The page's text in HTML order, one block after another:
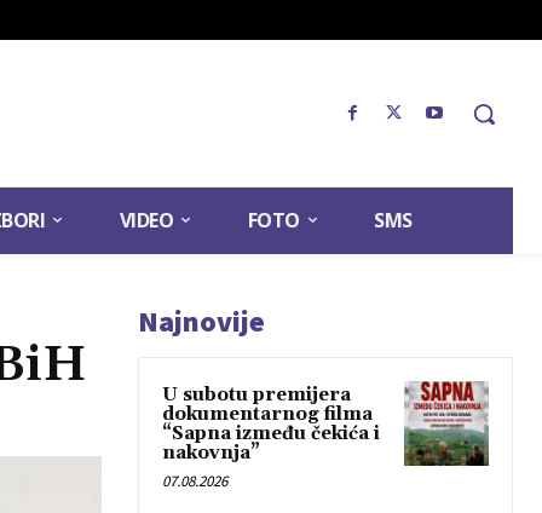
VIDEO FOTO SMS
Najnovije
U subotu premijera
dokumentarnog filma
“Sapna između čekića i
nakovnja”
07.08.2026